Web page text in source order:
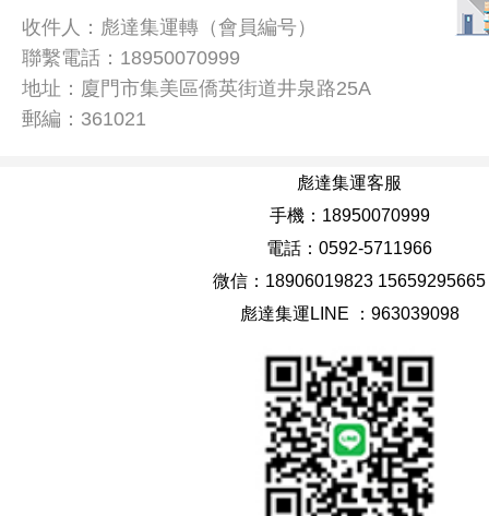
收件人：彪達集運轉（會員編号）
聯繫電話：18950070999
地址：廈門市集美區僑英街道井泉路25A
郵編：361021
彪達集運客服
手機：18950070999
電話：0592-5711966
微信：18906019823 15659295665
彪達集運LINE ：963039098